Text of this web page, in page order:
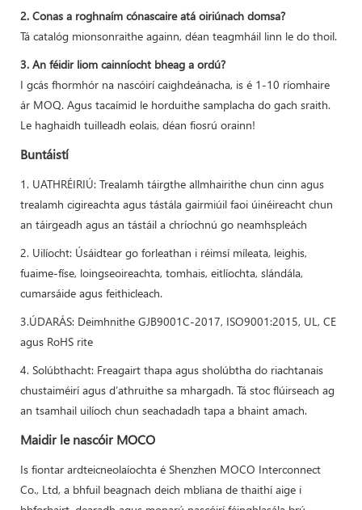
2. Conas a roghnaím cónascaire atá oiriúnach domsa?
Tá catalóg mionsonraithe againn, déan teagmháil linn le do thoil.
3. An féidir liom cainníocht bheag a ordú?
I gcás fhormhór na nascóirí caighdeánacha, is é 1-10 ríomhaire
ár MOQ. Agus tacaímid le horduithe samplacha do gach sraith.
Le haghaidh tuilleadh eolais, déan fiosrú orainn!
Buntáistí
1. UATHRÉIRIÚ: Trealamh táirgthe allmhairithe chun cinn agus
trealamh cigireachta agus tástála gairmiúil faoi úinéireacht chun
an táirgeadh agus an tástáil a chríochnú go neamhspleách
2. Uilíocht: Úsáidtear go forleathan i réimsí míleata, leighis,
fuaime-físe, loingseoireachta, tomhais, eitlíochta, slándála,
cumarsáide agus feithicleach.
3.ÚDARÁS: Deimhnithe GJB9001C-2017, ISO9001:2015, UL, CE
agus RoHS rite
4. Solúbthacht: Freagairt thapa agus sholúbtha do riachtanais
chustaiméirí agus d’athruithe sa mhargadh. Tá stoc flúirseach ag
an tsamhail uilíoch chun seachadadh tapa a bhaint amach.
Maidir le nascóir MOCO
Is fiontar ardteicneolaíochta é Shenzhen MOCO Interconnect
Co., Ltd, a bhfuil beagnach deich mbliana de thaithí aige i